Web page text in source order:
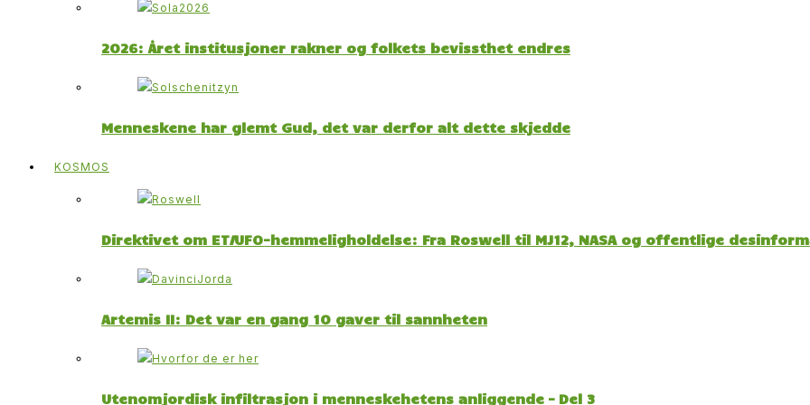
2026: Året institusjoner rakner og folkets bevissthet endres
Menneskene har glemt Gud, det var derfor alt dette skjedde
KOSMOS
Direktivet om ET/UFO-hemmeligholdelse: Fra Roswell til MJ12, NASA og offentlige
Artemis II: Det var en gang 10 gaver til sannheten
Utenomjordisk infiltrasjon i menneskehetens anliggende – Del 3